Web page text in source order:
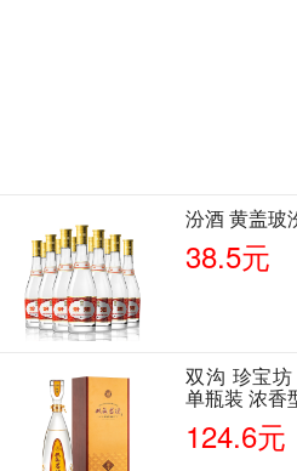
汾酒 黄盖玻
38.5元
双沟 珍宝
单瓶装 浓香
124.6元